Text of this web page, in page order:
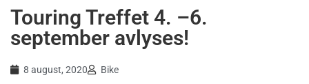
Touring Treffet 4. –6.
september avlyses!
8 august, 2020 Bike